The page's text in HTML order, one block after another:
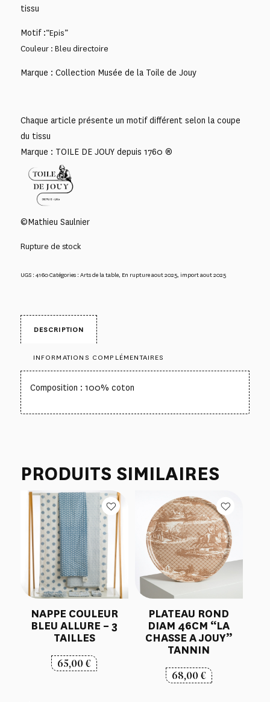
tissu
Motif :“Epis”
Couleur : Bleu directoire
Marque : Collection Musée de la Toile de Jouy
Chaque article présente un motif différent selon la coupe
du tissu
Marque : TOILE DE JOUY depuis 1760 ®
©Mathieu Saulnier
Rupture de stock
UGS :4160Catégories :Arts de la table, En rupture aout 2025, import aout 2025
DESCRIPTION
INFORMATIONS COMPLÉMENTAIRES
Composition : 100% coton
PRODUITS SIMILAIRES
NAPPE COULEUR
BLEU ALLURE – 3
TAILLES
65,00€
PLATEAU ROND
DIAM 46CM “LA
CHASSE A JOUY”
TANNIN
68,00€